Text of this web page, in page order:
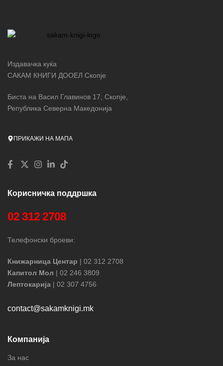
Издавачка куќа
САКАМ КНИГИ ДООЕЛ Скопје
Биста на Васил Главинов 17, Скопје,
Република Северна Македонија
ПРИКАЖИ НА МАПА
Корисничка поддршка
02 312 2708
Телефонски броеви:
Книжарница Центар | 02 312 2708
Капитол Мол | 02 246 3809
Лептокарија | 02 307 4756
contact@sakamknigi.mk
Компанија
За нас